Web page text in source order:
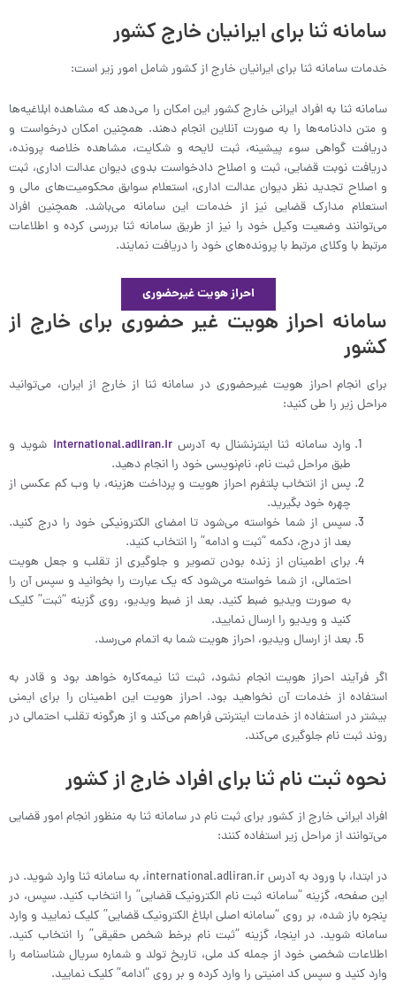
سامانه ثنا برای ایرانیان خارج کشور
خدمات سامانه ثنا برای ایرانیان خارج از کشور شامل امور زیر است:
سامانه ثنا به افراد ایرانی خارج کشور این امکان را می‌دهد که مشاهده ابلاغیه‌ها
و متن دادنامه‌ها را به صورت آنلاین انجام دهند. همچنین امکان درخواست و
دریافت گواهی سوء پیشینه، ثبت لایحه و شکایت، مشاهده خلاصه پرونده،
دریافت نوبت قضایی، ثبت و اصلاح دادخواست بدوی دیوان عدالت اداری، ثبت
و اصلاح تجدید نظر دیوان عدالت اداری، استعلام سوابق محکومیت‌های مالی و
استعلام مدارک قضایی نیز از خدمات این سامانه می‌باشد. همچنین افراد
می‌توانند وضعیت وکیل خود را نیز از طریق سامانه ثنا بررسی کرده و اطلاعات
مرتبط با وکلای مرتبط با پرونده‌های خود را دریافت نمایند.
احراز هویت غیرحضوری
سامانه احراز هویت غیر حضوری برای خارج از
کشور
برای انجام احراز هویت غیرحضوری در سامانه ثنا از خارج از ایران، می‌توانید
مراحل زیر را طی کنید:
وارد سامانه ثنا اینترنشنال به آدرسinternational.adliran.ir شوید و
طبق مراحل ثبت نام، نام‌نویسی خود را انجام دهید.
پس از انتخاب پلتفرم احراز هویت و پرداخت هزینه، با وب کم عکسی از
چهره خود بگیرید.
سپس از شما خواسته می‌شود تا امضای الکترونیکی خود را درج کنید.
بعد از درج، دکمه “ثبت و ادامه” را انتخاب کنید.
برای اطمینان از زنده بودن تصویر و جلوگیری از تقلب و جعل هویت
احتمالی، از شما خواسته می‌شود که یک عبارت را بخوانید و سپس آن را
به صورت ویدیو ضبط کنید. بعد از ضبط ویدیو، روی گزینه “ثبت” کلیک
کنید و ویدیو را ارسال نمایید.
بعد از ارسال ویدیو، احراز هویت شما به اتمام می‌رسد.
اگر فرآیند احراز هویت انجام نشود، ثبت ثنا نیمه‌کاره خواهد بود و قادر به
استفاده از خدمات آن نخواهید بود. احراز هویت این اطمینان را برای ایمنی
بیشتر در استفاده از خدمات اینترنتی فراهم می‌کند و از هرگونه تقلب احتمالی در
روند ثبت نام جلوگیری می‌کند.
نحوه ثبت نام ثنا برای افراد خارج از کشور
افراد ایرانی خارج از کشور برای ثبت نام در سامانه ثنا به منظور انجام امور قضایی
می‌توانند از مراحل زیر استفاده کنند:
در ابتدا، با ورود به آدرس international.adliran.ir، به سامانه ثنا وارد شوید. در
این صفحه، گزینه “سامانه ثبت نام الکترونیک قضایی” را انتخاب کنید. سپس، در
پنجره باز شده، بر روی “سامانه اصلی ابلاغ الکترونیک قضایی” کلیک نمایید و وارد
سامانه شوید. در اینجا، گزینه “ثبت نام برخط شخص حقیقی” را انتخاب کنید.
اطلاعات شخصی خود از جمله کد ملی، تاریخ تولد و شماره سریال شناسنامه را
وارد کنید و سپس کد امنیتی را وارد کرده و بر روی “ادامه” کلیک نمایید.